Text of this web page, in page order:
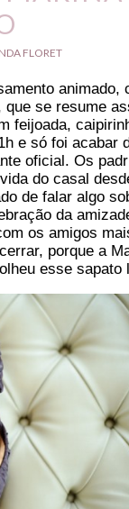
FLORET
animado,
que se resume
feijoada,
e só foi acabar
oficial. Os
do casal
de falar algo
da
os amigos
porque a
esse sapato